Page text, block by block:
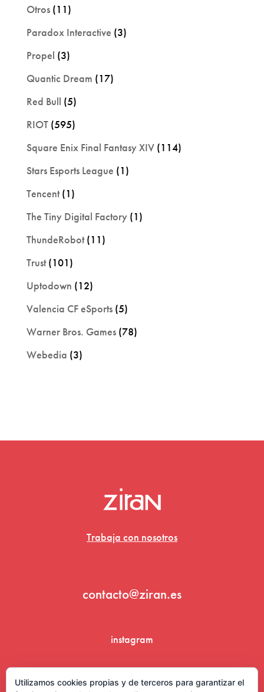
Otros(11)
Paradox Interactive (3)
Propel (3)
Quantic Dream (17)
Red Bull (5)
RIOT(595)
Square Enix Final Fantasy XIV(114)
Stars Esports League (1)
Tencent(1)
The Tiny Digital Factory(1)
ThundeRobot(11)
Trust(101)
Uptodown (12)
Valencia CF eSports(5)
Warner Bros. Games(78)
Webedia (3)
Trabaja con nosotros
contacto@ziran.es
instagram
Utilizamos cookies propias y de terceros para garantizar el